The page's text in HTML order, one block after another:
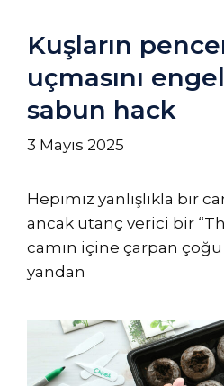
Kuşların
uçmasını
sabun hack
3 Mayıs 2025
Hepimiz yanlışlıkla bir
ancak utanç verici bir
camın içine çarpan
yandan